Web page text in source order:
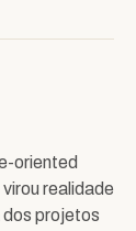
oriented
realidade
dos projetos